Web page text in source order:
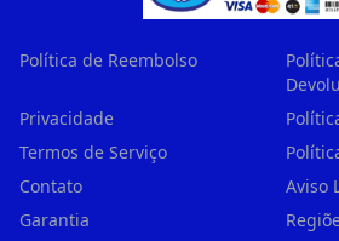
Política de Reembolso
Privacidade
Termos de Serviço
Contato
Aviso
Garantia